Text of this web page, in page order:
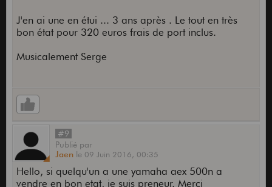
J'en ai une en étui ... 3 ans après . Le tout en très
bon état pour 320 euros frais de port inclus.
Musicalement Serge
#9
Publié par
Jaen le 09 Juin 2016, 00:35
Hello, si quelqu'un a une yamaha aex 500n a
vendre en bon etat, je suis preneur. Merci